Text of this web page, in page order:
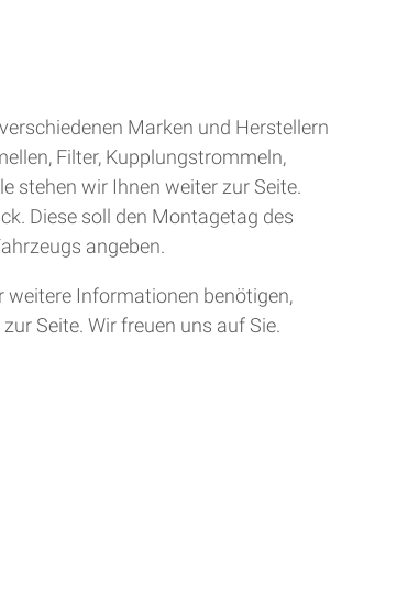
Marken und Herstellern
Filter, Kupplungstrommeln,
stehen wir Ihnen weiter zur Seite.
Diese soll den Montagetag des
angeben.
weitere Informationen benötigen,
Seite. Wir freuen uns auf Sie.